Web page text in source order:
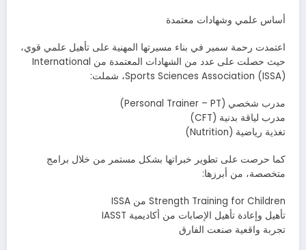
أساس علمي وشهادات معتمدة
اعتمدت رحمة سمير في بناء مسيرتها المهنية على تأهيل علمي قوي،
حيث حصلت على عدد من الشهادات المعتمدة من International
Sports Sciences Association (ISSA)، شملت:
مدرب شخصي (Personal Trainer – PT)
مدرب لياقة بدنية (CFT)
تغذية رياضية (Nutrition)
كما حرصت على تطوير خبراتها بشكل مستمر من خلال برامج
متخصصة، من أبرزها:
Strength Training for Children من ISSA
تأهيل وإعادة تأهيل الإصابات من أكاديمية IASST
تجربة واقعية صنعت الفارق